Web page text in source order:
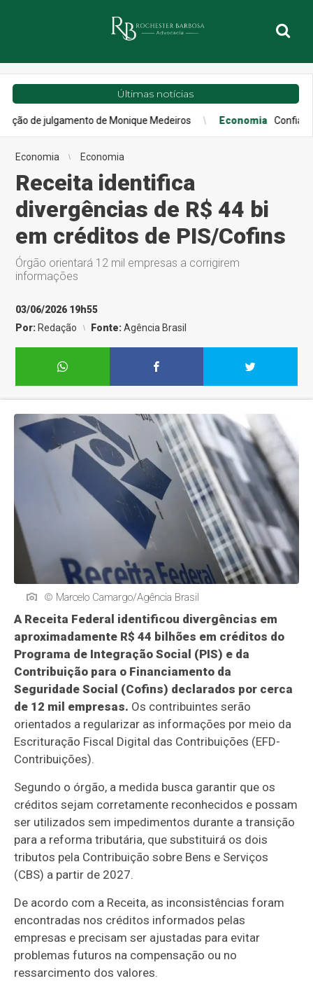
Últimas notícias
de Monique Medeiros Economia Confiança do
Economia Economia
Receita identifica
divergências de R$ 44 bi
em créditos de PIS/Cofins
Órgão orientará 12 mil empresas a corrigirem
informações
03/06/2026 19h55
Por: Redação Fonte:Agência Brasil
© Marcelo Camargo/Agência Brasil
A Receita Federal identificou divergências em
aproximadamente R$ 44 bilhões em créditos do
Programa de Integração Social (PIS) e da
Contribuição para o Financiamento da
Seguridade Social (Cofins) declarados por cerca
de 12 mil empresas. Os contribuintes serão
orientados a regularizar as informações por meio da
Escrituração Fiscal Digital das Contribuições (EFD-
Contribuições).
Segundo o órgão, a medida busca garantir que os
créditos sejam corretamente reconhecidos e possam
ser utilizados sem impedimentos durante a transição
para a reforma tributária, que substituirá os dois
tributos pela Contribuição sobre Bens e Serviços
(CBS) a partir de 2027.
De acordo com a Receita, as inconsistências foram
encontradas nos créditos informados pelas
empresas e precisam ser ajustadas para evitar
problemas futuros na compensação ou no
ressarcimento dos valores.